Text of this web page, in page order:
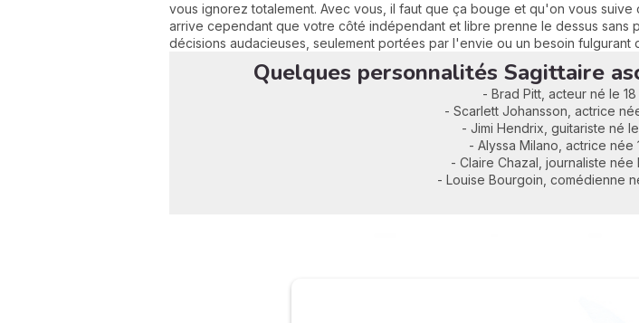
vous ignorez totalement. Avec vous, il faut que ça bouge et qu'on vous
arrive cependant que votre côté indépendant et libre prenne le dessus sans
décisions audacieuses, seulement portées par l'envie ou un besoin
Quelques personnalités Sagittaire
- Brad Pitt, acteur né le
- Scarlett Johansson, actrice
- Jimi Hendrix, guitariste né
- Alyssa Milano, actrice née
- Claire Chazal, journaliste née
- Louise Bourgoin, comédienne